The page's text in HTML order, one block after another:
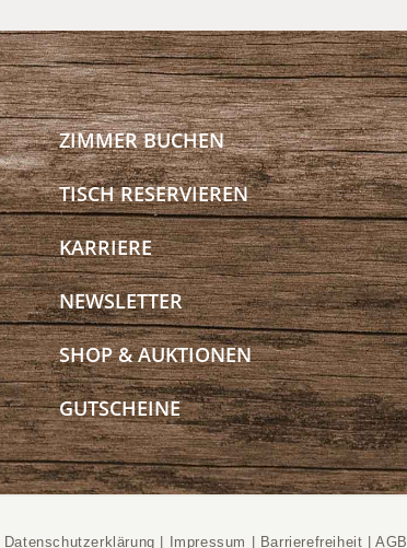
ZIMMER BUCHEN
TISCH RESERVIEREN
KARRIERE
NEWSLETTER
SHOP & AUKTIONEN
GUTSCHEINE
Datenschutzerklärung | Impressum | Barrierefreiheit |AGB